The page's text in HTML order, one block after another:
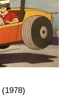
(1978)